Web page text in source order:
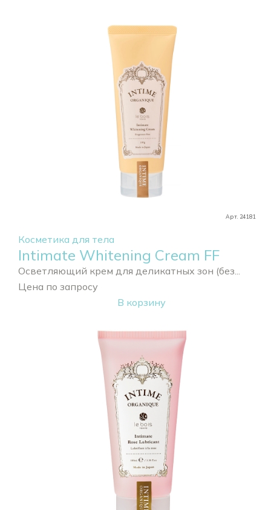
Арт. 24181
Косметика для тела
Intimate Whitening Cream FF
Осветляющий крем для деликатных зон (без...
Цена по запросу
В корзину